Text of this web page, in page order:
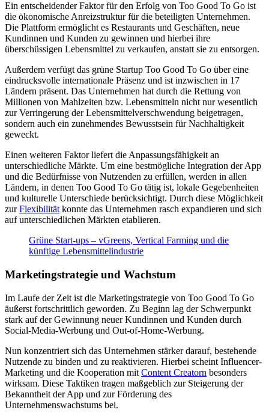
Ein entscheidender Faktor für den Erfolg von Too Good To Go ist
die ökonomische Anreizstruktur für die beteiligten Unternehmen.
Die Plattform ermöglicht es Restaurants und Geschäften, neue
Kundinnen und Kunden zu gewinnen und hierbei ihre
überschüssigen Lebensmittel zu verkaufen, anstatt sie zu entsorgen.
Außerdem verfügt das grüne Startup Too Good To Go über eine
eindrucksvolle internationale Präsenz und ist inzwischen in 17
Ländern präsent. Das Unternehmen hat durch die Rettung von
Millionen von Mahlzeiten bzw. Lebensmitteln nicht nur wesentlich
zur Verringerung der Lebensmittelverschwendung beigetragen,
sondern auch ein zunehmendes Bewusstsein für Nachhaltigkeit
geweckt.
Einen weiteren Faktor liefert die Anpassungsfähigkeit an
unterschiedliche Märkte. Um eine bestmögliche Integration der App
und die Bedürfnisse von Nutzenden zu erfüllen, werden in allen
Ländern, in denen Too Good To Go tätig ist, lokale Gegebenheiten
und kulturelle Unterschiede berücksichtigt. Durch diese Möglichkeit
zurFlexibilitätkonnte das Unternehmen rasch expandieren und sich
auf unterschiedlichen Märkten etablieren.
Grüne Start-ups – vGreens, Vertical Farming und die
künftige Lebensmittelindustrie
Marketingstrategie und Wachstum
Im Laufe der Zeit ist die Marketingstrategie von Too Good To Go
äußerst fortschrittlich geworden. Zu Beginn lag der Schwerpunkt
stark auf der Gewinnung neuer Kundinnen und Kunden durch
Social-Media-Werbung und Out-of-Home-Werbung.
Nun konzentriert sich das Unternehmen stärker darauf, bestehende
Nutzende zu binden und zu reaktivieren. Hierbei scheint Influencer-
Marketing und die Kooperation mit Content Creatorn besonders
wirksam. Diese Taktiken tragen maßgeblich zur Steigerung der
Bekanntheit der App und zur Förderung des
Unternehmenswachstums bei.